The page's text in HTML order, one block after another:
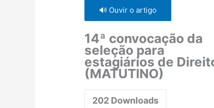
🔊 Ouvir o artigo
14ª convocação da
seleção para
estagiários de
(MATUTINO)
202 Downloads